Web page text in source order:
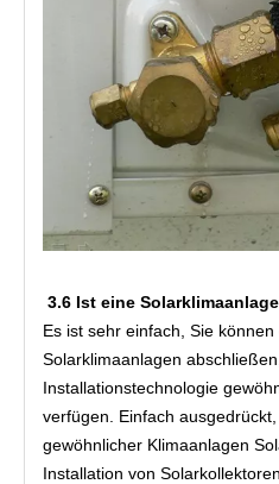
3.6 Ist eine
Es ist sehr einfach, Sie
Solarklimaanlagen
Installationstechnologie
verfügen. Einfach
gewöhnlicher Klimaanlagen
Installation von